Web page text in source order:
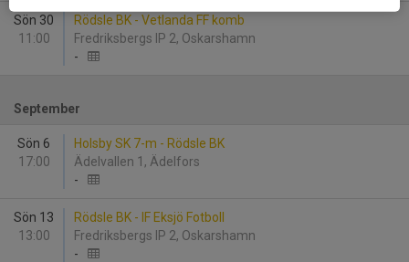
Sön 30
11:00
Rödsle BK - Vetlanda FF komb
Fredriksbergs IP 2, Oskarshamn
-
September
Sön 6
17:00
Holsby SK 7-m - Rödsle BK
Ädelvallen 1, Ädelfors
-
Sön 13
13:00
Rödsle BK - IF Eksjö Fotboll
Fredriksbergs IP 2, Oskarshamn
-